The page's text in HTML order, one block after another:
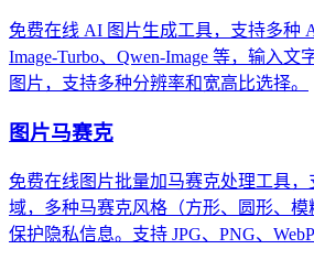
免费在线 AI 图片生成工具，支持多种
Image-Turbo、Qwen-Image 等，输入
图片，支持多种分辨率和宽高比选择。
图片马赛克
免费在线图片批量加马赛克处理工具
域，多种马赛克风格（方形、圆形、模
保护隐私信息。支持 JPG、PNG、WebP